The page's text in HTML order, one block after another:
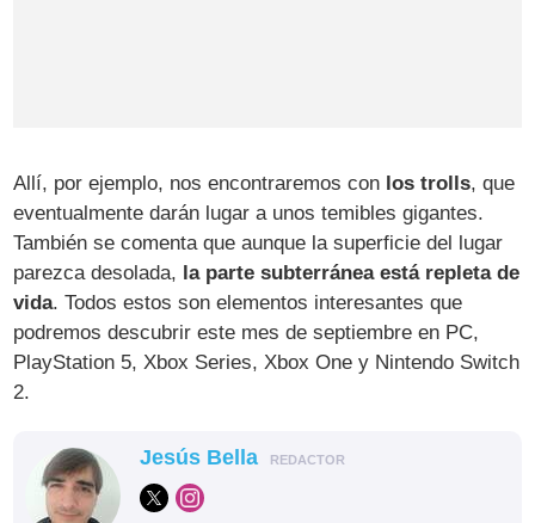
Allí, por ejemplo, nos encontraremos con los trolls, que
eventualmente darán lugar a unos temibles gigantes.
También se comenta que aunque la superficie del lugar
parezca desolada, la parte subterránea está repleta de
vida. Todos estos son elementos interesantes que
podremos descubrir este mes de septiembre en PC,
PlayStation 5, Xbox Series, Xbox One y Nintendo Switch
2.
Jesús Bella REDACTOR